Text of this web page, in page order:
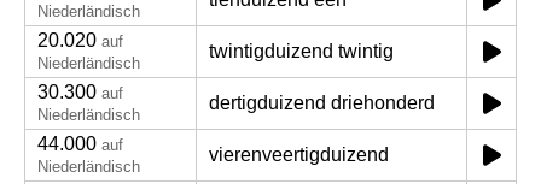
Niederländisch
20.020 auf
Niederländisch
twintigduizend twintig
30.300 auf
Niederländisch
dertigduizend driehonderd
44.000 auf
Niederländisch
vierenveertigduizend